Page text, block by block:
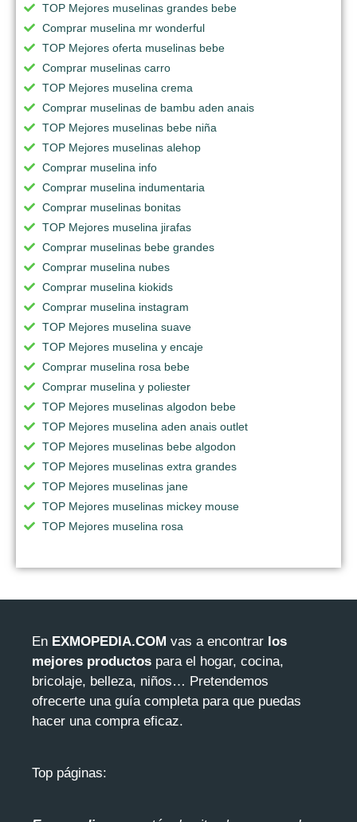
TOP Mejores muselinas grandes bebe
Comprar muselina mr wonderful
TOP Mejores oferta muselinas bebe
Comprar muselinas carro
TOP Mejores muselina crema
Comprar muselinas de bambu aden anais
TOP Mejores muselinas bebe niña
TOP Mejores muselinas alehop
Comprar muselina info
Comprar muselina indumentaria
Comprar muselinas bonitas
TOP Mejores muselina jirafas
Comprar muselinas bebe grandes
Comprar muselina nubes
Comprar muselina kiokids
Comprar muselina instagram
TOP Mejores muselina suave
TOP Mejores muselina y encaje
Comprar muselina rosa bebe
Comprar muselina y poliester
TOP Mejores muselinas algodon bebe
TOP Mejores muselina aden anais outlet
TOP Mejores muselinas bebe algodon
TOP Mejores muselinas extra grandes
TOP Mejores muselinas jane
TOP Mejores muselinas mickey mouse
TOP Mejores muselina rosa
En EXMOPEDIA.COM vas a encontrar los
mejores productos para el hogar, cocina,
bricolaje, belleza, niños… Pretendemos
ofrecerte una guía completa para que puedas
hacer una compra eficaz.
Top páginas: